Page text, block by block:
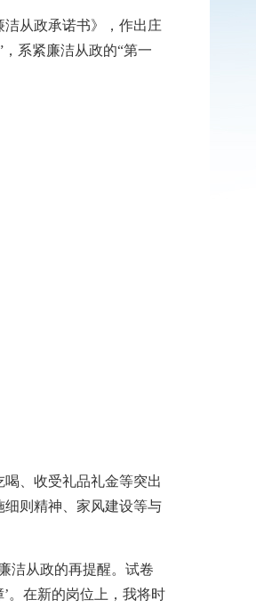
从政承诺书》，作出庄
系紧廉洁从政的“第一
、收受礼品礼金等突出
则精神、家风建设等与
洁从政的再提醒。试卷
。在新的岗位上，我将时